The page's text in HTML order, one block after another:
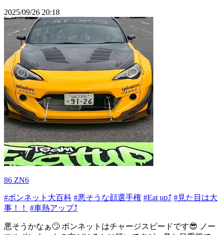
2025/09/26 20:18
86 ZN6
#ボンネット大百科 #悪そうな顔選手権 #Eat up⤴️ #見た目は大
事！！
#車熱アップ⤴️
悪そうかなぁ🙄 ボンネットはチャージスピードです😎 ノー